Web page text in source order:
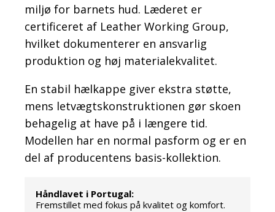
miljø for barnets hud. Læderet er
certificeret af Leather Working Group,
hvilket dokumenterer en ansvarlig
produktion og høj materialekvalitet.
En stabil hælkappe giver ekstra støtte,
mens letvægtskonstruktionen gør skoen
behagelig at have på i længere tid.
Modellen har en normal pasform og er en
del af producentens basis-kollektion.
Håndlavet i Portugal:
Fremstillet med fokus på kvalitet og komfort.